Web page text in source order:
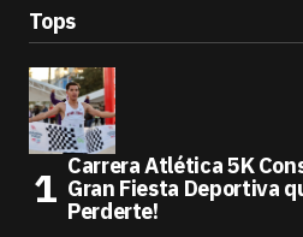
Tops
Carrera Atlética 5K
Gran Fiesta Deportiva
Perderte!